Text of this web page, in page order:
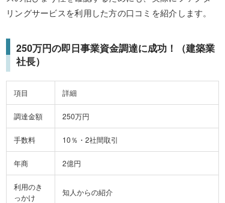
リングサービスを利用した方の口コミを紹介します。
250万円の即日事業資金調達に成功！（建築業
社長）
項目 詳細
調達金額 250万円
手数料 10％・2社間取引
年商 2億円
利用のき
っかけ
知人からの紹介